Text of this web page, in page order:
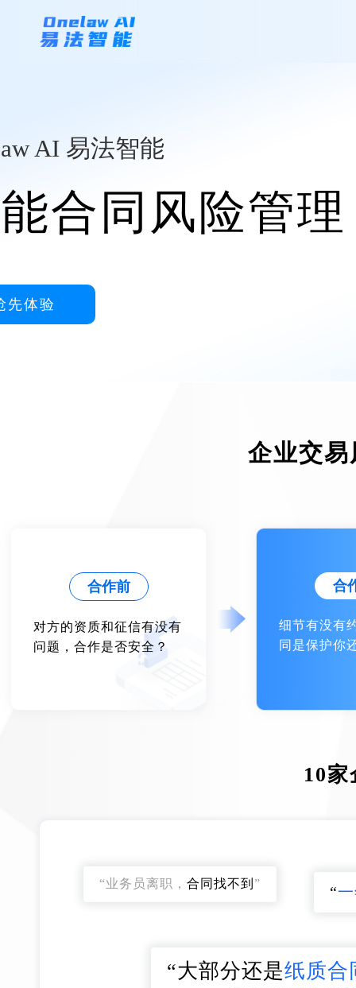
AI 易法智能
合同风险管理
先体验
企业交
合作前
对方的资质和征信有没有
问题，合作是否安全？
合
细节有没有
同是保护你
10
“业务员离职， 合同找不到 ” “
“大部分还是纸质合